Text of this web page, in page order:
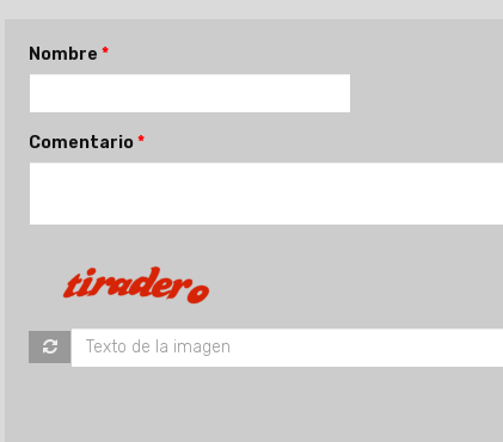
Nombre
Comentario